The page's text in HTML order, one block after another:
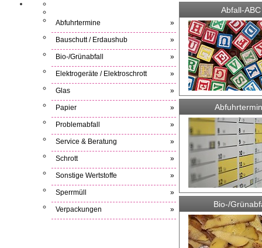
Abfuhrtermine »
Bauschutt / Erdaushub »
Bio-/Grünabfall »
Elektrogeräte / Elektroschrott »
Glas »
Papier »
Problemabfall »
Service & Beratung »
Schrott »
Sonstige Wertstoffe »
Sperrmüll »
Verpackungen »
Abfall-ABC
Bio-/